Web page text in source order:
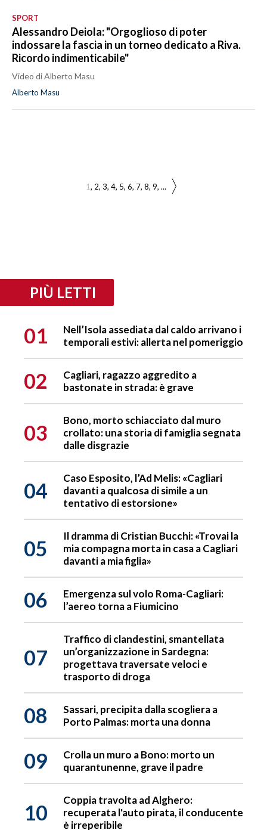
SPORT
Alessandro Deiola: "Orgoglioso di poter
indossare la fascia in un torneo dedicato a Riva.
Ricordo indimenticabile"
Video di Alberto Masu
Alberto Masu
1 2 3 4 5 6 7 8 9 ...
PIÙ LETTI
01
Nell’Isola assediata dal caldo arrivano i
temporali estivi: allerta nel pomeriggio
02
Cagliari, ragazzo aggredito a
bastonate in strada: è grave
03
Bono, morto schiacciato dal muro
crollato: una storia di famiglia segnata
dalle disgrazie
04
Caso Esposito, l’Ad Melis: «Cagliari
davanti a qualcosa di simile a un
tentativo di estorsione»
05
Il dramma di Cristian Bucchi: «Trovai la
mia compagna morta in casa a Cagliari
davanti a mia figlia»
06
Emergenza sul volo Roma-Cagliari:
l’aereo torna a Fiumicino
07
Traffico di clandestini, smantellata
un’organizzazione in Sardegna:
progettava traversate veloci e
trasporto di droga
08
Sassari, precipita dalla scogliera a
Porto Palmas: morta una donna
09
Crolla un muro a Bono: morto un
quarantunenne, grave il padre
10
Coppia travolta ad Alghero:
recuperata l'auto pirata, il conducente
è irreperibile